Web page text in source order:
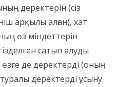
деректерін (сіз
арқылы алған), хат
өз міндеттерін
сатып алуды
де деректерді (оның
деректерді ұсыну